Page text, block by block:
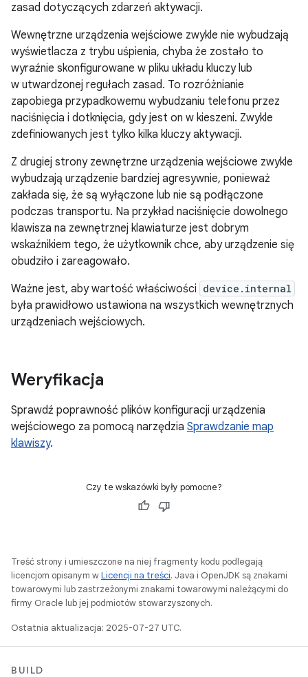
zasad dotyczących zdarzeń aktywacji.
Wewnętrzne urządzenia wejściowe zwykle nie wybudzają
wyświetlacza z trybu uśpienia, chyba że zostało to
wyraźnie skonfigurowane w pliku układu kluczy lub
w utwardzonej regułach zasad. To rozróżnianie
zapobiega przypadkowemu wybudzaniu telefonu przez
naciśnięcia i dotknięcia, gdy jest on w kieszeni. Zwykle
zdefiniowanych jest tylko kilka kluczy aktywacji.
Z drugiej strony zewnętrzne urządzenia wejściowe zwykle
wybudzają urządzenie bardziej agresywnie, ponieważ
zakłada się, że są wyłączone lub nie są podłączone
podczas transportu. Na przykład naciśnięcie dowolnego
klawisza na zewnętrznej klawiaturze jest dobrym
wskaźnikiem tego, że użytkownik chce, aby urządzenie się
obudziło i zareagowało.
Ważne jest, aby wartość właściwości device.internal
była prawidłowo ustawiona na wszystkich wewnętrznych
urządzeniach wejściowych.
Weryfikacja
Sprawdź poprawność plików konfiguracji urządzenia
wejściowego za pomocą narzędzia Sprawdzanie map
klawiszy.
Czy te wskazówki były pomocne?
Treść strony i umieszczone na niej fragmenty kodu podlegają
licencjom opisanym wLicencji na treści. Java i OpenJDK są znakami
towarowymi lub zastrzeżonymi znakami towarowymi należącymi do
firmy Oracle lub jej podmiotów stowarzyszonych.
Ostatnia aktualizacja: 2025-07-27 UTC.
BUILD